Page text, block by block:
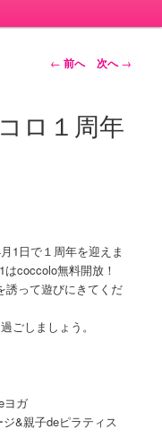
投稿ナビゲーシ
← 前へ 次へ→
ロ１周年
1日で１周年を迎えま
はcoccolo無料開放！
誘って遊びにきてくだ
ごしましょう。
ヨガ
&親子deピラティス